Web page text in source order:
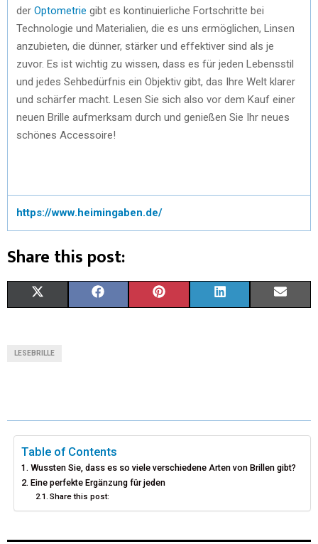
der Optometrie gibt es kontinuierliche Fortschritte bei
Technologie und Materialien, die es uns ermöglichen, Linsen
anzubieten, die dünner, stärker und effektiver sind als je
zuvor. Es ist wichtig zu wissen, dass es für jeden Lebensstil
und jedes Sehbedürfnis ein Objektiv gibt, das Ihre Welt klarer
und schärfer macht. Lesen Sie sich also vor dem Kauf einer
neuen Brille aufmerksam durch und genießen Sie Ihr neues
schönes Accessoire!
https://www.heimingaben.de/
Share this post:
T
T
E
R
O
O
K
R
S
D
N
LESEBRILLE
Table of Contents
Wussten Sie, dass es so viele verschiedene Arten von Brillen gibt?
Eine perfekte Ergänzung für jeden
Share this post: